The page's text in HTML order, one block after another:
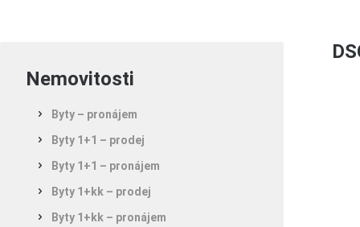
Nemovitosti
Byty – pronájem
Byty 1+1 – prodej
Byty 1+1 – pronájem
Byty 1+kk – prodej
Byty 1+kk – pronájem